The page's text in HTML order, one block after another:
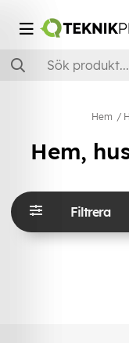
Hem
Hem,
Filtrera